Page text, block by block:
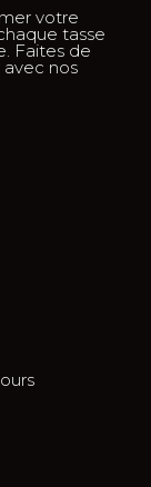
votre
tasse
Faites de
nos